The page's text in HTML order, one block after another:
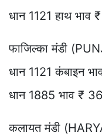
धान 1121 हाथ भाव
फाजिल्का मंडी
धान 1121 कंबाइन
धान 1885 भाव ₹
कलायत मंडी